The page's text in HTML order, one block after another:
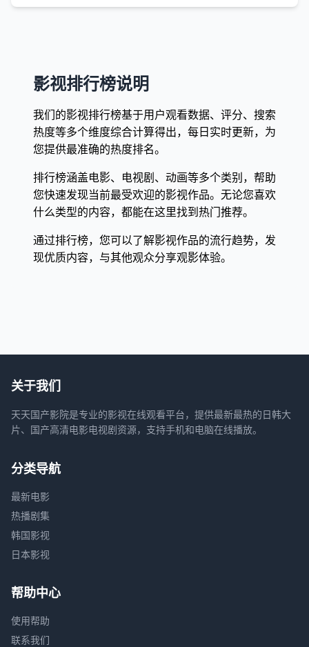
影视排行榜说明
我们的影视排行榜基于用户观看数据、评分、搜索
热度等多个维度综合计算得出，每日实时更新，为
您提供最准确的热度排名。
排行榜涵盖电影、电视剧、动画等多个类别，帮助
您快速发现当前最受欢迎的影视作品。无论您喜欢
什么类型的内容，都能在这里找到热门推荐。
通过排行榜，您可以了解影视作品的流行趋势，发
现优质内容，与其他观众分享观影体验。
关于我们
天天国产影院是专业的影视在线观看平台，提供最新最热的日韩大
片、国产高清电影电视剧资源，支持手机和电脑在线播放。
分类导航
最新电影
热播剧集
韩国影视
日本影视
帮助中心
使用帮助
联系我们